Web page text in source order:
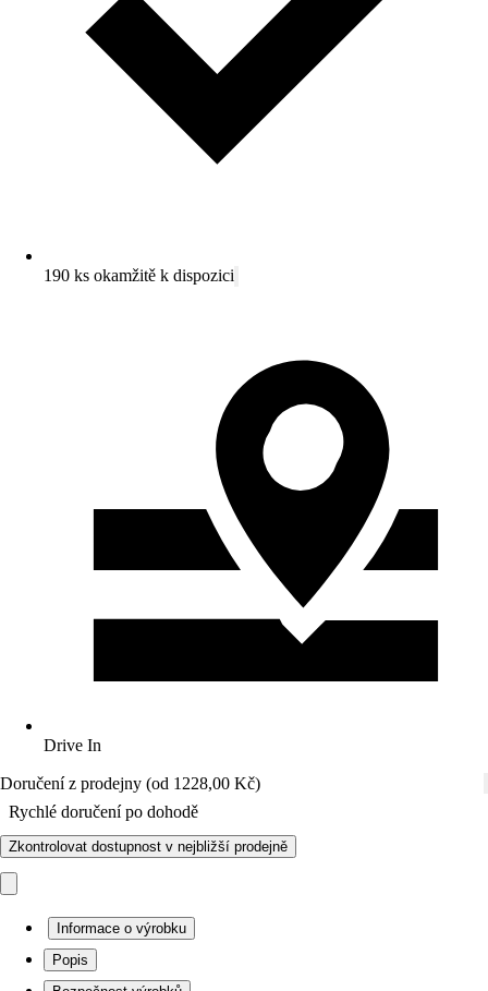
190 ks okamžitě k dispozici
Drive In
Doručení z prodejny (od 1228,00 Kč)
Rychlé doručení po dohodě
Zkontrolovat dostupnost v nejbližší prodejně
Informace o výrobku
Popis